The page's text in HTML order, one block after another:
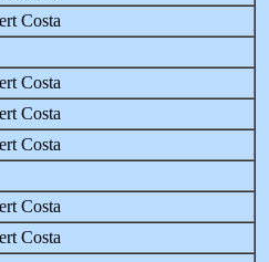
Costa
Costa
Costa
Costa
Costa
Costa